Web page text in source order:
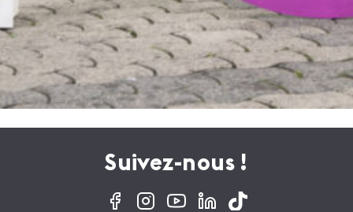
Suivez-nous !